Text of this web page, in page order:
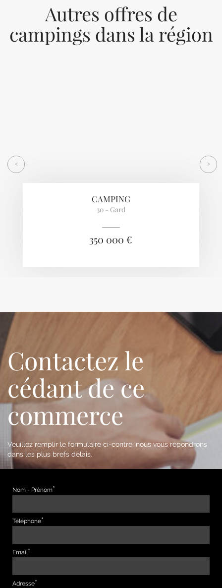
Autres offres de
campings dans la région
CAMPING
30 - Gard
350 000 €
< >
Contactez le
cédant de ce
commerce
Veuillez remplir le formulaire ci-contre, nous vous répondrons
dans les plus brefs délais.
Nom - Prénom
Téléphone
Email
Adresse